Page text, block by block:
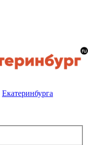
Екатеринбурга